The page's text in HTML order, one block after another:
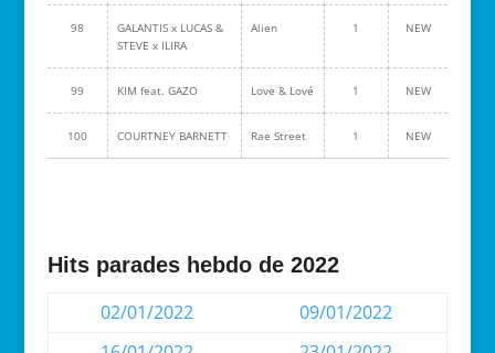
98
GALANTIS x LUCAS &
STEVE x ILIRA
Alien 1 NEW
99 KIM feat. GAZO Love & Lové 1 NEW
100 COURTNEY BARNETT Rae Street 1 NEW
Hits parades hebdo de 2022
02/01/2022
09/01/2022